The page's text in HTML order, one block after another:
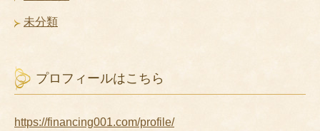
未分類
プロフィールはこちら
https://financing001.com/profile/